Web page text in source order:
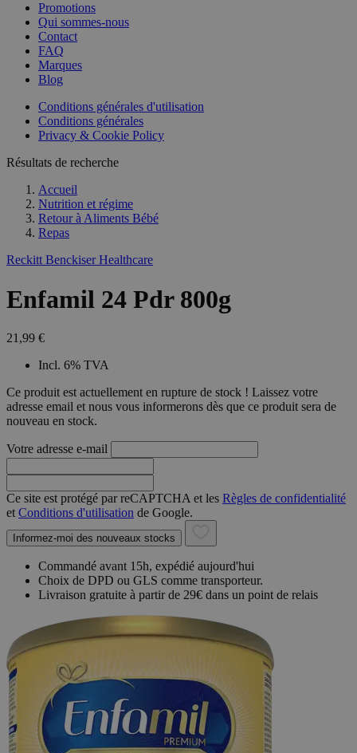
Promotions
Qui sommes-nous
Contact
FAQ
Marques
Blog
Conditions générales d'utilisation
Conditions générales
Privacy & Cookie Policy
Résultats de recherche
Accueil
Nutrition et régime
Retour à Aliments Bébé
Repas
Reckitt Benckiser Healthcare
Enfamil 24 Pdr 800g
21,99 €
Incl. 6% TVA
Ce produit est actuellement en rupture de stock ! Laissez votre
adresse email et nous vous informerons dès que ce produit sera de
nouveau en stock.
Votre adresse e-mail
Ce site est protégé par reCAPTCHA et les Règles de confidentialité
et Conditions d'utilisation de Google.
Informez-moi des nouveaux stocks
Commandé avant 15h, expédié aujourd'hui
Choix de DPD ou GLS comme transporteur.
Livraison gratuite à partir de 29€ dans un point de relais